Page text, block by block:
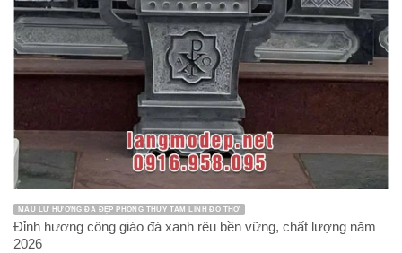
MẪU LƯ HƯƠNG ĐÁ ĐẸP PHONG THỦY TÂM LINH ĐỒ THỜ
Đỉnh hương công giáo đá xanh rêu bền vững, chất lượng năm
2026